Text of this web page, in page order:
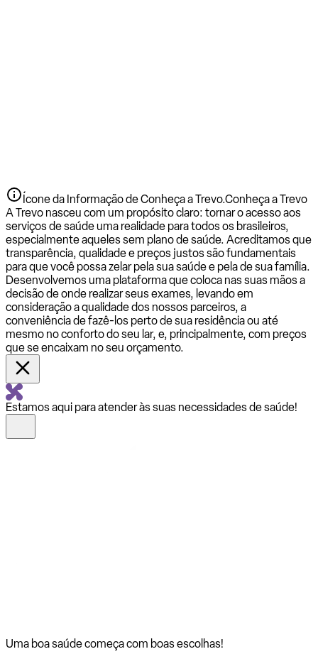
Ícone da Informação de Conheça a Trevo.Conheça a Trevo
A Trevo nasceu com um propósito claro: tornar o acesso aos
serviços de saúde uma realidade para todos os brasileiros,
especialmente aqueles sem plano de saúde. Acreditamos que
transparência, qualidade e preços justos são fundamentais
para que você possa zelar pela sua saúde e pela de sua família.
Desenvolvemos uma plataforma que coloca nas suas mãos a
decisão de onde realizar seus exames, levando em
consideração a qualidade dos nossos parceiros, a
conveniência de fazê-los perto de sua residência ou até
mesmo no conforto do seu lar, e, principalmente, com preços
que se encaixam no seu orçamento.
Estamos aqui para atender às suas necessidades de saúde!
Uma boa saúde começa com boas escolhas!